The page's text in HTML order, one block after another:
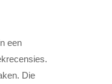
een
Die